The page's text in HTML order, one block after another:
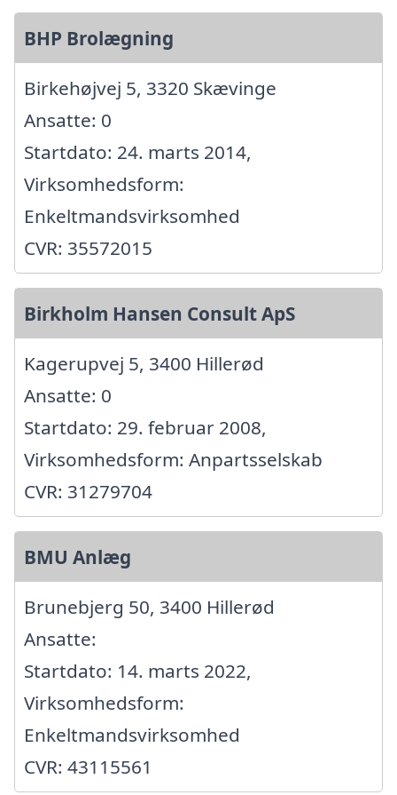
BHP Brolægning
Birkehøjvej 5, 3320 Skævinge
Ansatte: 0
Startdato: 24. marts 2014,
Virksomhedsform:
Enkeltmandsvirksomhed
CVR: 35572015
Birkholm Hansen Consult ApS
Kagerupvej 5, 3400 Hillerød
Ansatte: 0
Startdato: 29. februar 2008,
Virksomhedsform: Anpartsselskab
CVR: 31279704
BMU Anlæg
Brunebjerg 50, 3400 Hillerød
Ansatte:
Startdato: 14. marts 2022,
Virksomhedsform:
Enkeltmandsvirksomhed
CVR: 43115561